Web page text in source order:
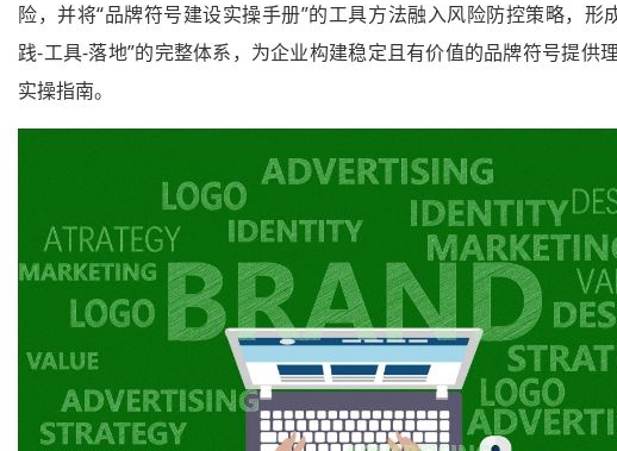
险，并将“品牌符号建设实操手册”的工具方法融入风险防控策略，形
践-工具-落地”的完整体系，为企业构建稳定且有价值的品牌符号提供
实操指南。